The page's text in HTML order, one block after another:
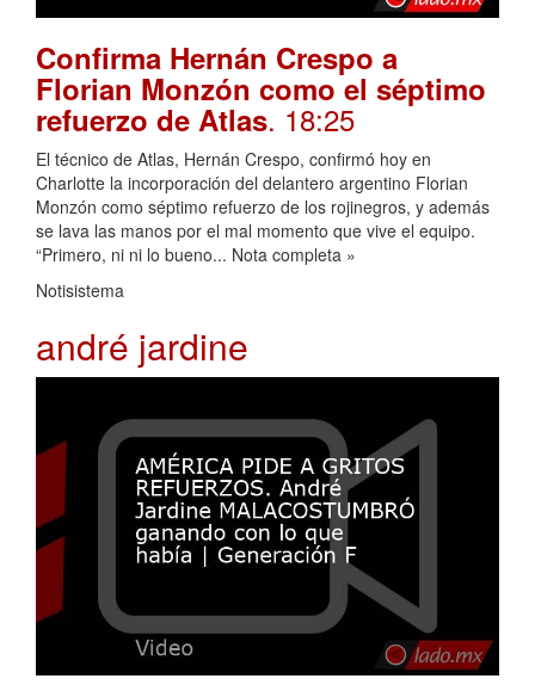
Confirma Hernán Crespo a
Florian Monzón como el séptimo
refuerzo de Atlas. 18:25
El técnico de Atlas, Hernán Crespo, confirmó hoy en
Charlotte la incorporación del delantero argentino Florian
Monzón como séptimo refuerzo de los rojinegros, y además
se lava las manos por el mal momento que vive el equipo.
“Primero, ni ni lo bueno... Nota completa »
Notisistema
andré jardine